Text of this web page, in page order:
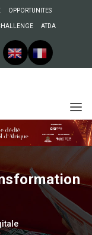
OPPORTUNITES
ATDA